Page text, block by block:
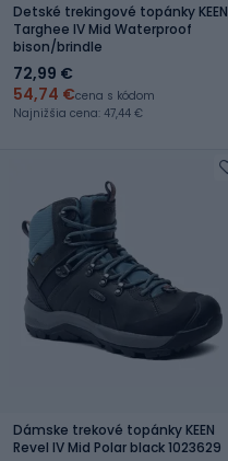
Detské trekingové topánky KEEN
Targhee IV Mid Waterproof
bison/brindle
72,99 €
54,74 €cena s kódom
Najnižšia cena: 47,44 €
Dámske trekové topánky KEEN
Revel IV Mid Polar black 1023629